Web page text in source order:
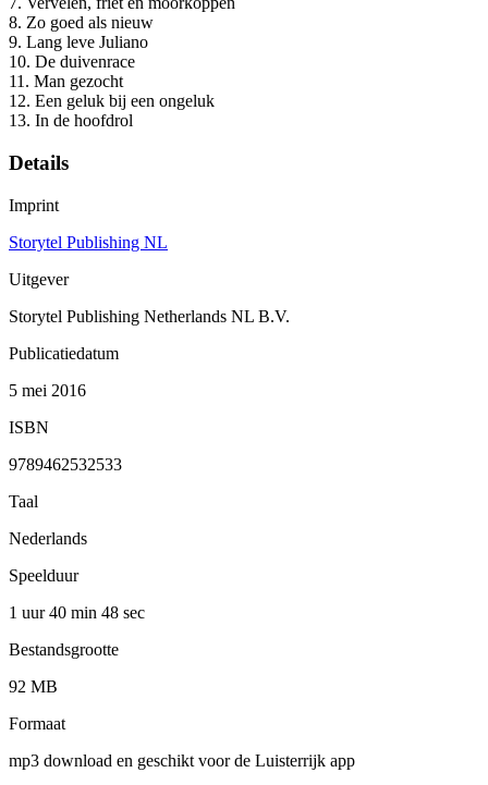
8. Zo goed als nieuw
9. Lang leve Juliano
10. De duivenrace
11. Man gezocht
12. Een geluk bij een ongeluk
13. In de hoofdrol
Details
Imprint
Storytel Publishing NL
Uitgever
Storytel Publishing Netherlands NL B.V.
Publicatiedatum
5 mei 2016
ISBN
9789462532533
Taal
Nederlands
Speelduur
1 uur 40 min 48 sec
Bestandsgrootte
92 MB
Formaat
mp3 download en geschikt voor de Luisterrijk app